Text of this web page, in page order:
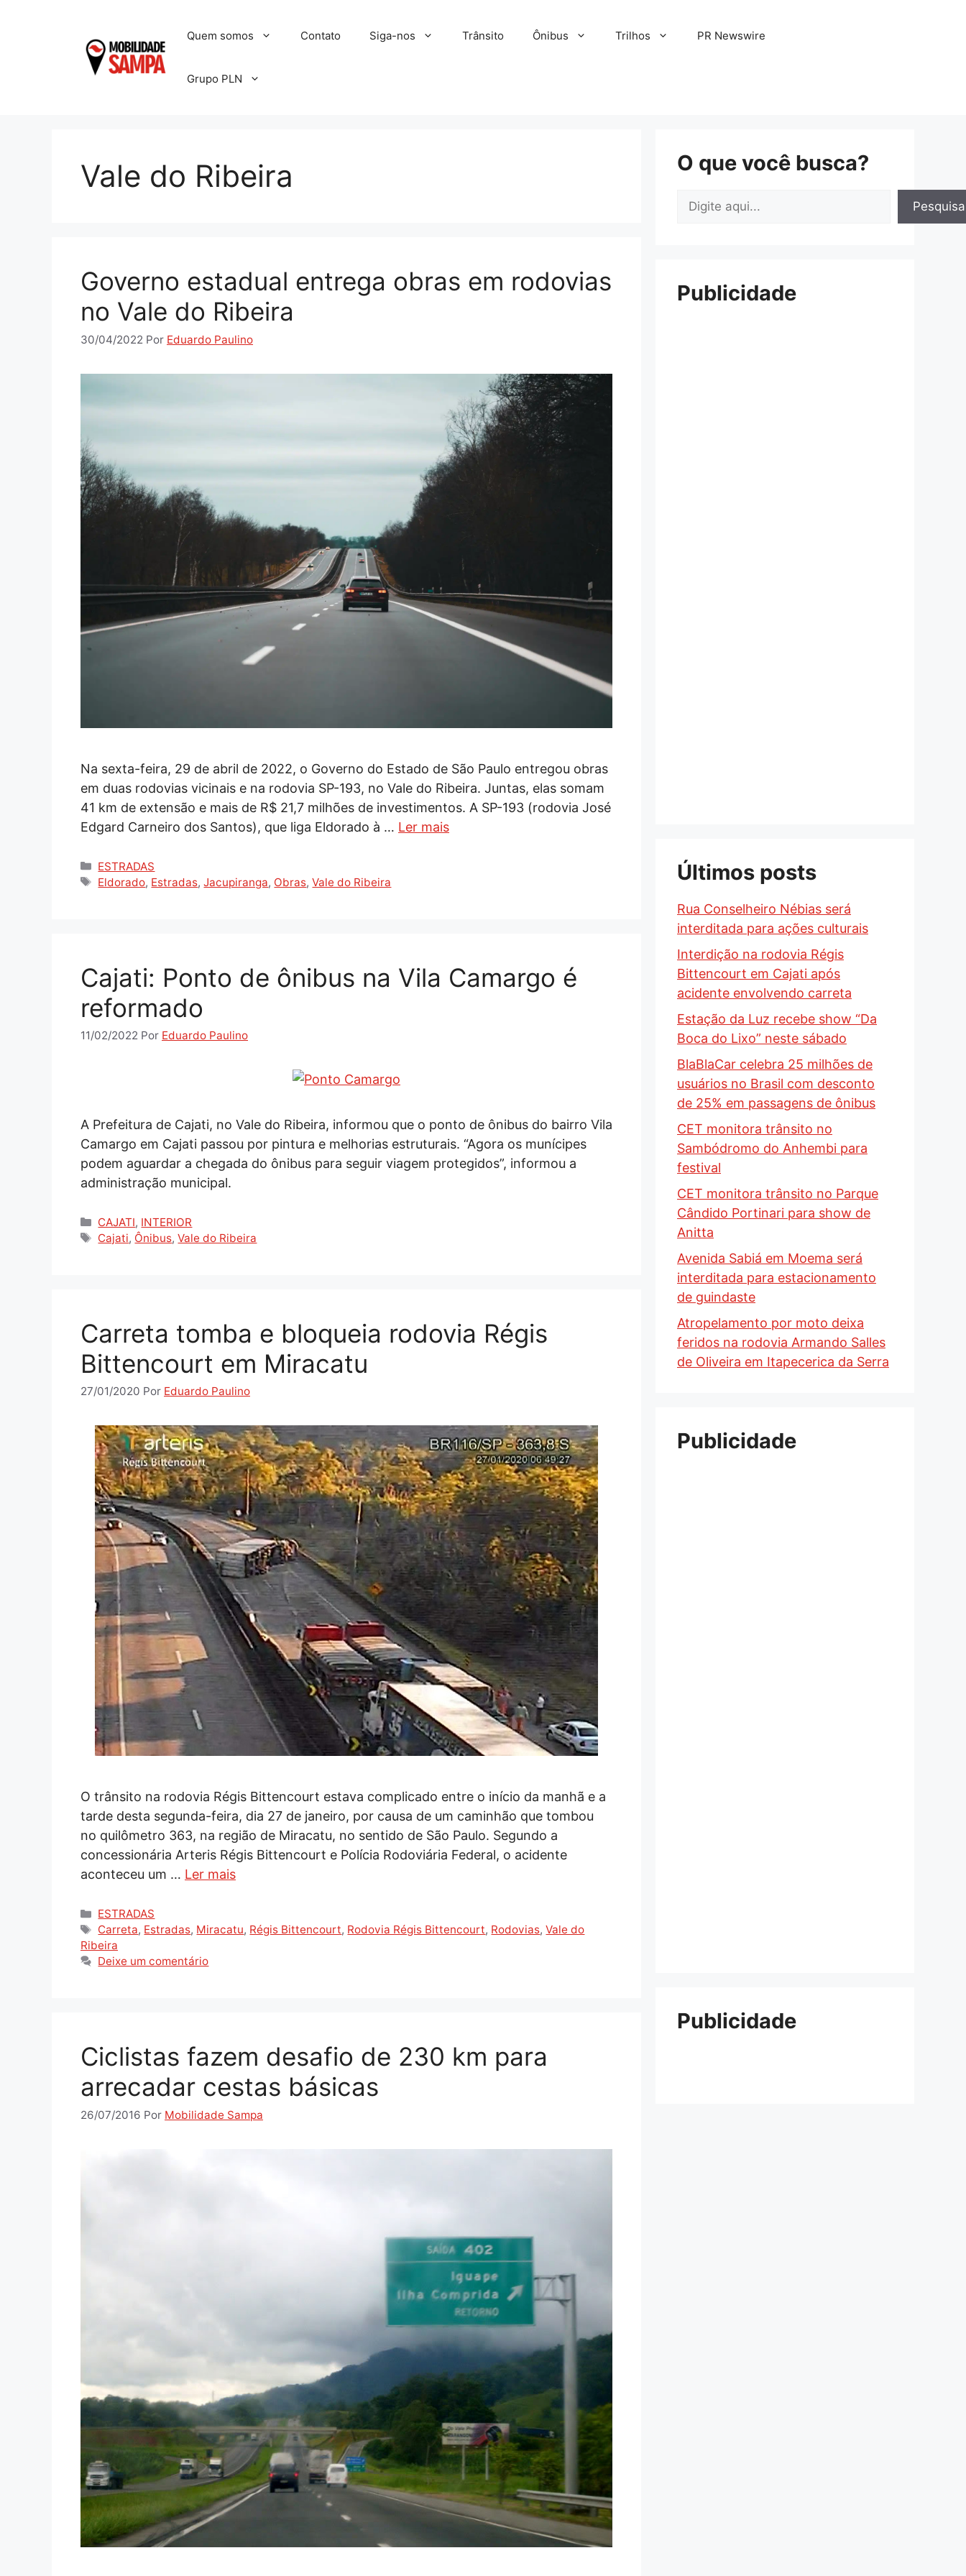
Quem somos Contato Siga-nos Trânsito Ônibus Trilhos PR Newswire
Grupo PLN
Vale do Ribeira
Governo estadual entrega obras em rodovias
no Vale do Ribeira
30/04/2022 Por Eduardo Paulino
Na sexta-feira, 29 de abril de 2022, o Governo do Estado de São Paulo entregou obras
em duas rodovias vicinais e na rodovia SP-193, no Vale do Ribeira. Juntas, elas somam
41 km de extensão e mais de R$ 21,7 milhões de investimentos. A SP-193 (rodovia José
Edgard Carneiro dos Santos), que liga Eldorado à … Ler mais
Categorias
ESTRADAS
Tags
Eldorado, Estradas,Jacupiranga, Obras,Vale do Ribeira
Cajati: Ponto de ônibus na Vila Camargo é
reformado
11/02/2022 Por Eduardo Paulino
A Prefeitura de Cajati, no Vale do Ribeira, informou que o ponto de ônibus do bairro Vila
Camargo em Cajati passou por pintura e melhorias estruturais. “Agora os munícipes
podem aguardar a chegada do ônibus para seguir viagem protegidos”, informou a
administração municipal.
Categorias
CAJATI, INTERIOR
Tags
Cajati, Ônibus,Vale do Ribeira
Carreta tomba e bloqueia rodovia Régis
Bittencourt em Miracatu
27/01/2020 Por Eduardo Paulino
O trânsito na rodovia Régis Bittencourt estava complicado entre o início da manhã e a
tarde desta segunda-feira, dia 27 de janeiro, por causa de um caminhão que tombou
no quilômetro 363, na região de Miracatu, no sentido de São Paulo. Segundo a
concessionária Arteris Régis Bittencourt e Polícia Rodoviária Federal, o acidente
aconteceu um … Ler mais
Categorias
ESTRADAS
Tags
Carreta, Estradas, Miracatu, Régis Bittencourt, Rodovia Régis Bittencourt, Rodovias,Vale do
Ribeira
Deixe um comentário
Ciclistas fazem desafio de 230 km para
arrecadar cestas básicas
26/07/2016 Por Mobilidade Sampa
O que você busca?
Pesquisar
Publicidade
Últimos posts
Rua Conselheiro Nébias será
interditada para ações culturais
Interdição na rodovia Régis
Bittencourt em Cajati após
acidente envolvendo carreta
Estação da Luz recebe show “Da
Boca do Lixo” neste sábado
BlaBlaCar celebra 25 milhões de
usuários no Brasil com desconto
de 25% em passagens de ônibus
CET monitora trânsito no
Sambódromo do Anhembi para
festival
CET monitora trânsito no Parque
Cândido Portinari para show de
Anitta
Avenida Sabiá em Moema será
interditada para estacionamento
de guindaste
Atropelamento por moto deixa
feridos na rodovia Armando Salles
de Oliveira em Itapecerica da Serra
Publicidade
Publicidade